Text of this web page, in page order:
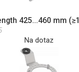
425...460 mm
Na dotaz